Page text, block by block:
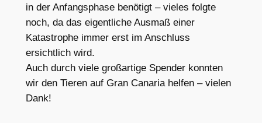
in der Anfangsphase benötigt – vieles folgte
noch, da das eigentliche Ausmaß einer
Katastrophe immer erst im Anschluss
ersichtlich wird.
Auch durch viele großartige Spender konnten
wir den Tieren auf Gran Canaria helfen – vielen
Dank!